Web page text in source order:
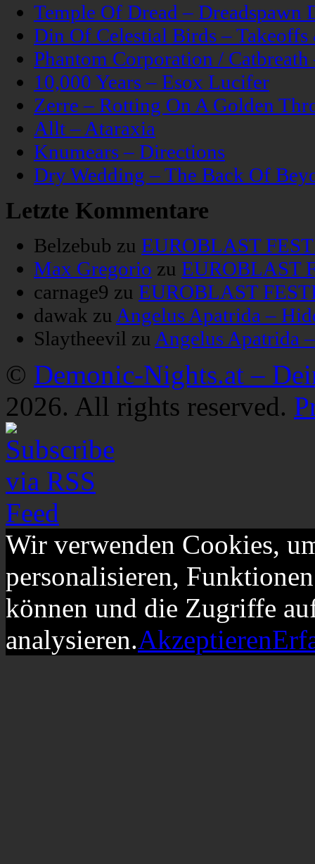
Temple Of Dread – Dreadspawn
Din Of Celestial Birds –
Phantom Corporation /
10,000 Years – Esox Lucifer
Zerre – Rotting On A Golden
Allt – Ataraxia
Knumears – Directions
Dry Wedding – The Back Of
Letzte Kommentare
Belzebub zu EUROBLAST
Max Gregorio zu EUROBLAST
carnage9 zu EUROBLAST
dawak zu Angelus Apatrida –
Slaytheevil zu Angelus Apatrida
© Demonic-Nights.at –
2026. All rights reserved.
Wir verwenden Cookies,
personalisieren,
können und die Zugriffe
analysieren.Akzeptieren